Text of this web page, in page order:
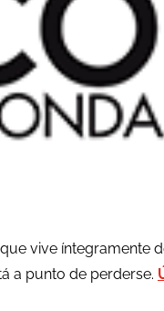
vive
a punto de perderse.